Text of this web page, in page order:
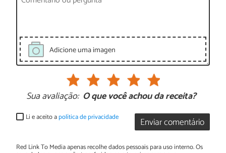
Adicione uma imagen
Sua avaliação: O que você achou da receita?
Enviar comentário
Li e aceito apolítica de privacidade
Red Link To Media apenas recolhe dados pessoais para uso interno. Os